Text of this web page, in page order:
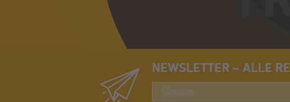
NEWSLETTER – ALLE